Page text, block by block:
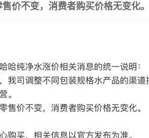
价不变，消费者购买价格无变化。